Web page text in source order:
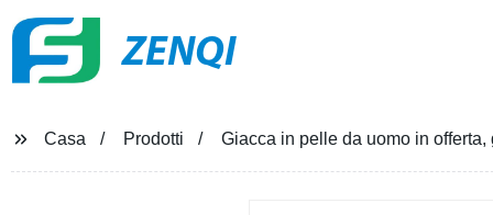
ZENQI
Casa Prodotti Giacca in pelle da uomo in